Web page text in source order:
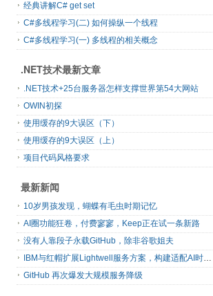
经典讲解C# get set
C#多线程学习(二) 如何操纵一个线程
C#多线程学习(一) 多线程的相关概念
.NET技术最新文章
.NET技术+25台服务器怎样支撑世界第54大网站
OWIN初探
使用缓存的9大误区（下）
使用缓存的9大误区（上）
项目代码风格要求
最新新闻
10岁男孩发现，蝴蝶有毛虫时期记忆
AI圈功能狂卷，付费寥寥，Keep正在试一条新路
没有人靠段子永载GitHub，除非谷歌姐夫
IBM与红帽扩展Lightwell服务方案，构建适配AI时代开源生态的可信基础设施
GitHub 再次爆发大规模服务降级